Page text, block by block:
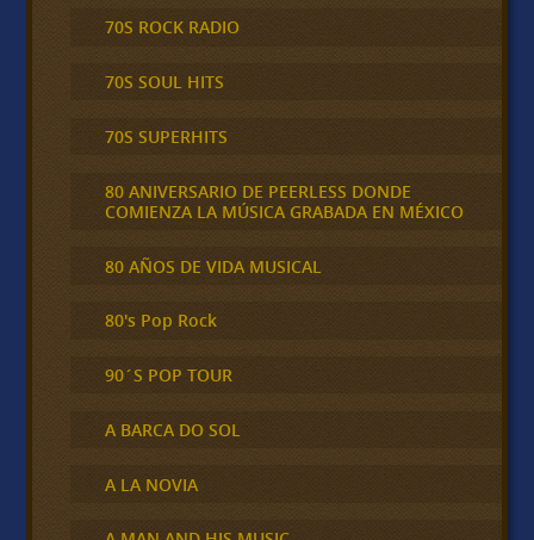
70S ROCK RADIO
70S SOUL HITS
70S SUPERHITS
80 ANIVERSARIO DE PEERLESS DONDE
COMIENZA LA MÚSICA GRABADA EN MÉXICO
80 AÑOS DE VIDA MUSICAL
80's Pop Rock
90´S POP TOUR
A BARCA DO SOL
A LA NOVIA